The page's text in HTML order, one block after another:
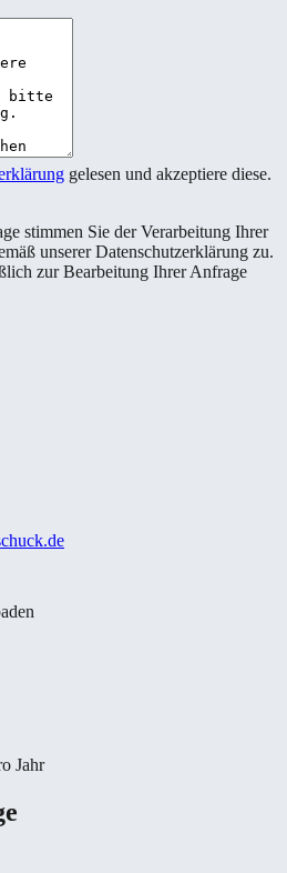
gelesen und akzeptiere diese.
stimmen Sie der Verarbeitung Ihrer
unserer Datenschutzerklärung zu.
zur Bearbeitung Ihrer Anfrage
Jahr